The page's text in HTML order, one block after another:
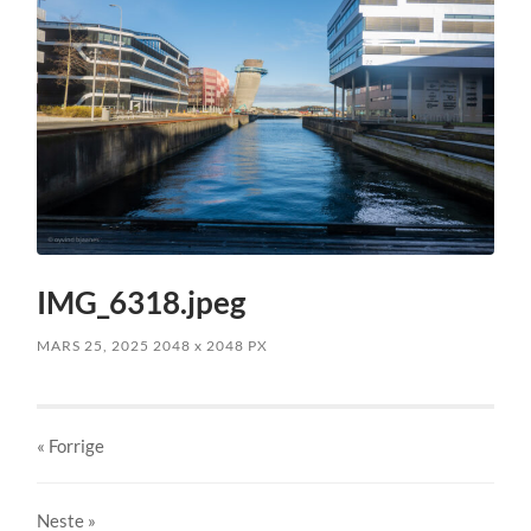
IMG_6318.jpeg
MARS 25, 2025 2048x 2048 PX
« Forrige
Neste »